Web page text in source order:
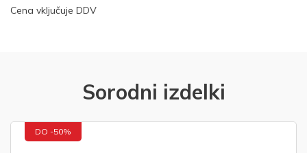
Cena vključuje DDV
Sorodni izdelki
DO -50%